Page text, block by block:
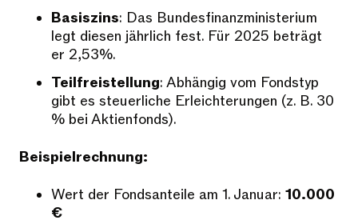
Basiszins: Das Bundesfinanzministerium
legt diesen jährlich fest. Für 2025 beträgt
er 2,53%.
Teilfreistellung: Abhängig vom Fondstyp
gibt es steuerliche Erleichterungen (z. B. 30
% bei Aktienfonds).
Beispielrechnung:
Wert der Fondsanteile am 1. Januar: 10.000
€